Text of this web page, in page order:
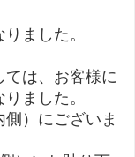
ました。
ては、お客様に
ました。
）にございま